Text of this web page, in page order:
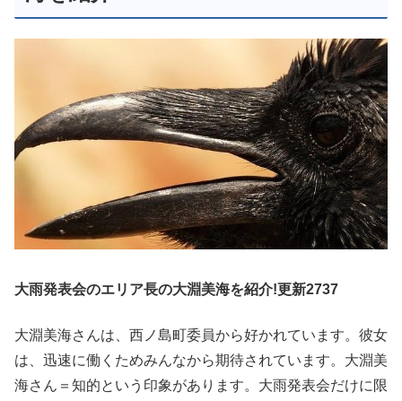
大雨発表会のエリア長の大淵美海を紹介!更新2737
大淵美海さんは、西ノ島町委員から好かれています。彼女
は、迅速に働くためみんなから期待されています。大淵美
海さん＝知的という印象があります。大雨発表会だけに限